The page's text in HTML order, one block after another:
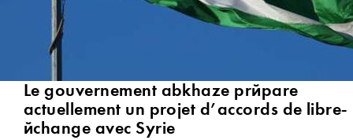
Le gouvernement abkhaze prépare
actuellement un projet d’accords de libre-
échange avec Syrie